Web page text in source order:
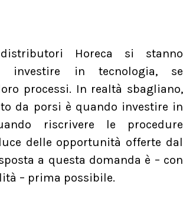
Horeca si stanno
investire in tecnologia, se
processi. In realtà sbagliano,
da porsi è quando investire in
riscrivere le procedure
delle opportunità offerte dal
a questa domanda è – con
– prima possibile.